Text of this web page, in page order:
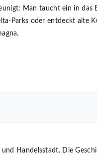
Man taucht ein in das
Parks oder entdeckt alte
Handelsstadt. Die